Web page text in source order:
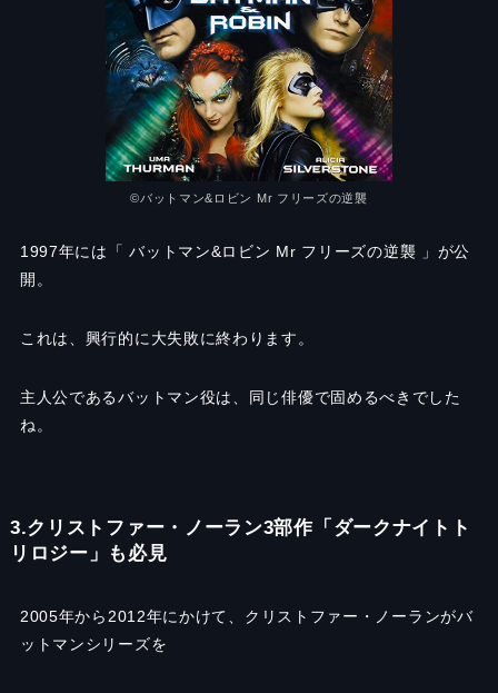
©バットマン&ロビン Mr フリーズの逆襲
1997年には「 バットマン&ロビン Mr フリーズの逆襲 」が公
開。
これは、興行的に大失敗に終わります。
主人公であるバットマン役は、同じ俳優で固めるべきでした
ね。
3.クリストファー・ノーラン3部作「ダークナイトト
リロジー」も必見
2005年から2012年にかけて、クリストファー・ノーランがバ
ットマンシリーズを